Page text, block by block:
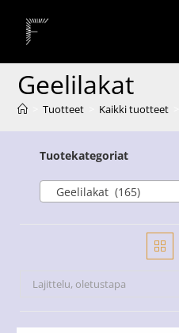
Geelilakat
Tuotteet Kaikki tuotteet
Tuotekategoriat
Geelilakat (165)
Lajittelu, oletustapa